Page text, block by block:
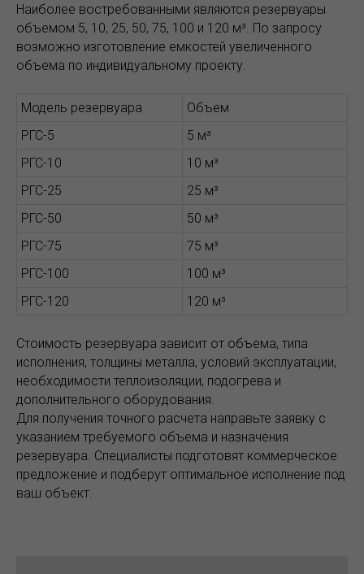
Наиболее востребованными являются резервуары
объемом 5, 10, 25, 50, 75, 100 и 120 м³. По запросу
возможно изготовление емкостей увеличенного
объема по индивидуальному проекту.
Модель резервуара
Объем
РГС-5
5 м³
РГС-10
10 м³
РГС-25
25 м³
РГС-50
50 м³
РГС-75
75 м³
РГС-100
100 м³
РГС-120
120 м³
Стоимость резервуара зависит от объема, типа
исполнения, толщины металла, условий эксплуатации,
необходимости теплоизоляции, подогрева и
дополнительного оборудования.
Для получения точного расчета направьте заявку с
указанием требуемого объема и назначения
резервуара. Специалисты подготовят коммерческое
предложение и подберут оптимальное исполнение под
ваш объект.